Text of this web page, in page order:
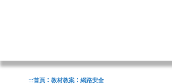
:::首頁 : 教材教案 : 網路安全